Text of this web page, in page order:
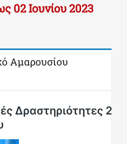
02 Ιουνίου 2023
Αμαρουσίου